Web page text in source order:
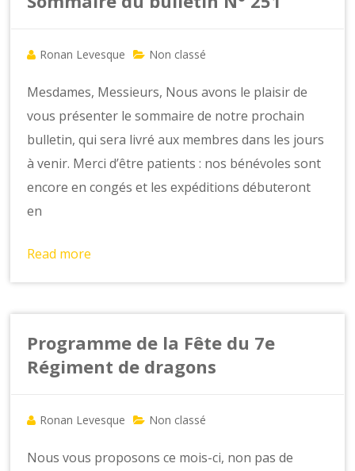
Ronan Levesque Non classé
Mesdames, Messieurs, Nous avons le plaisir de
vous présenter le sommaire de notre prochain
bulletin, qui sera livré aux membres dans les jours
à venir. Merci d’être patients : nos bénévoles sont
encore en congés et les expéditions débuteront
en
Read more
Programme de la Fête du 7e
Régiment de dragons
Ronan Levesque Non classé
Nous vous proposons ce mois-ci, non pas de